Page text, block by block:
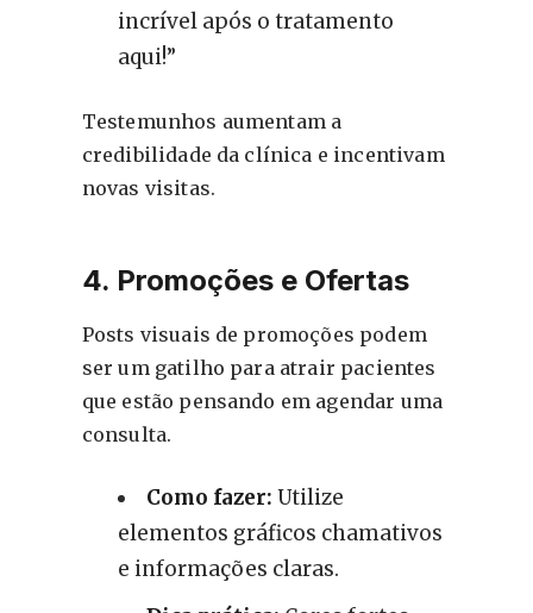
incrível após o tratamento
aqui!”
Testemunhos aumentam a
credibilidade da clínica e incentivam
novas visitas.
4. Promoções e Ofertas
Posts visuais de promoções podem
ser um gatilho para atrair pacientes
que estão pensando em agendar uma
consulta.
Como fazer: Utilize
elementos gráficos chamativos
e informações claras.